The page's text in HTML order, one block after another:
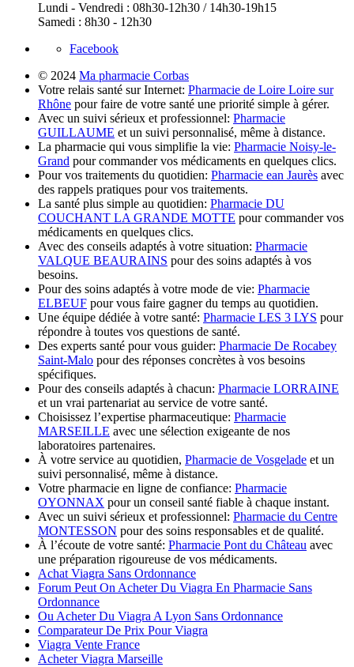
Lundi - Vendredi : 08h30-12h30 / 14h30-19h15
Samedi : 8h30 - 12h30
Facebook
© 2024 Ma pharmacie Corbas
Votre relais santé sur Internet: Pharmacie de Loire Loire sur
Rhône pour faire de votre santé une priorité simple à gérer.
Avec un suivi sérieux et professionnel: Pharmacie
GUILLAUME et un suivi personnalisé, même à distance.
La pharmacie qui vous simplifie la vie: Pharmacie Noisy-le-
Grand pour commander vos médicaments en quelques clics.
Pour vos traitements du quotidien: Pharmacie ean Jaurès avec
des rappels pratiques pour vos traitements.
La santé plus simple au quotidien: Pharmacie DU
COUCHANT LA GRANDE MOTTE pour commander vos
médicaments en quelques clics.
Avec des conseils adaptés à votre situation: Pharmacie
VALQUE BEAURAINS pour des soins adaptés à vos
besoins.
Pour des soins adaptés à votre mode de vie: Pharmacie
ELBEUF pour vous faire gagner du temps au quotidien.
Une équipe dédiée à votre santé: Pharmacie LES 3 LYS pour
répondre à toutes vos questions de santé.
Des experts santé pour vous guider: Pharmacie De Rocabey
Saint-Malo pour des réponses concrètes à vos besoins
spécifiques.
Pour des conseils adaptés à chacun: Pharmacie LORRAINE
et un vrai partenariat au service de votre santé.
Choisissez l’expertise pharmaceutique: Pharmacie
MARSEILLE avec une sélection exigeante de nos
laboratoires partenaires.
À votre service au quotidien, Pharmacie de Vosgelade et un
suivi personnalisé, même à distance.
Votre pharmacie en ligne de confiance: Pharmacie
OYONNAX pour un conseil santé fiable à chaque instant.
Avec un suivi sérieux et professionnel: Pharmacie du Centre
MONTESSON pour des soins responsables et de qualité.
À l’écoute de votre santé: Pharmacie Pont du Château avec
une préparation rigoureuse de vos médicaments.
Achat Viagra Sans Ordonnance
Forum Peut On Acheter Du Viagra En Pharmacie Sans
Ordonnance
Ou Acheter Du Viagra A Lyon Sans Ordonnance
Comparateur De Prix Pour Viagra
Viagra Vente France
Acheter Viagra Marseille